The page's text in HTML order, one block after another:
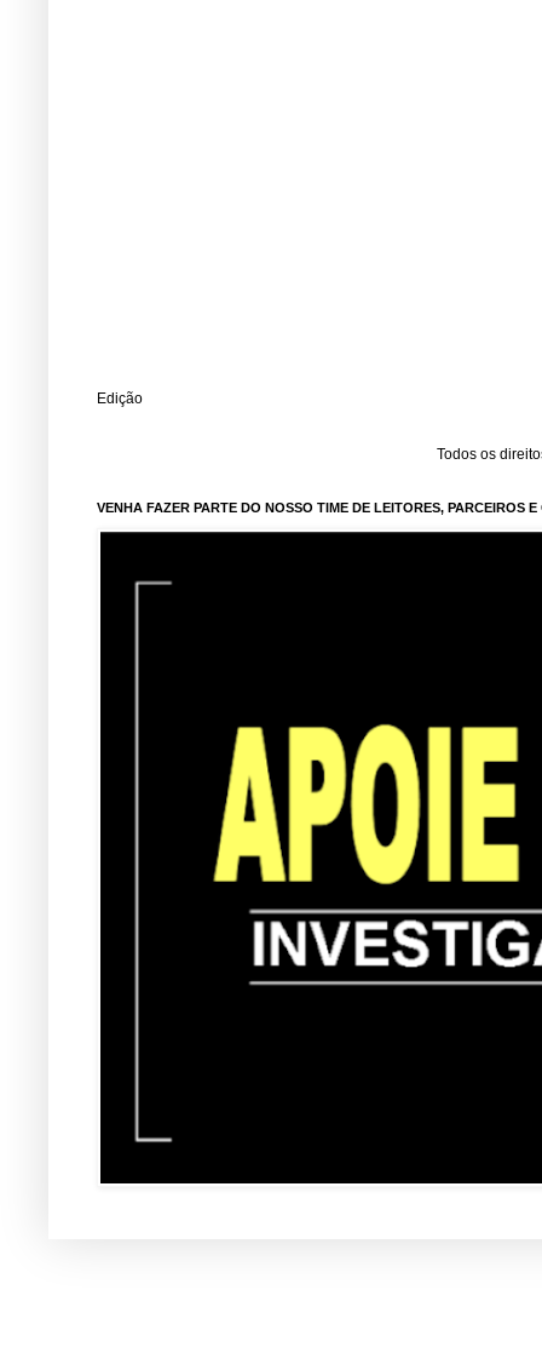
Edição
Todos os
VENHA FAZER PARTE DO NOSSO TIME DE LEITORES, PARCEIROS